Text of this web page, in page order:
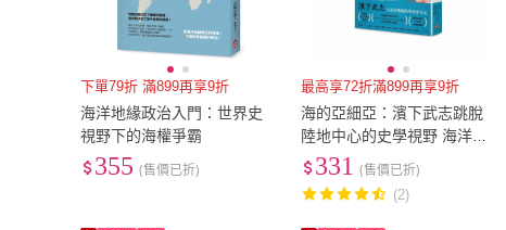
下單79折 滿899再享9折
海洋地緣政治入門：世界史
視野下的海權爭霸
355 (售價已折)
最高享72折滿899再享9折
海的亞細亞：濱下武志跳脫
陸地中心的史學視野 海洋如
何奠定亞洲的貿易、移民、
世界觀和國際秩序
331
(售價已折)
(2)